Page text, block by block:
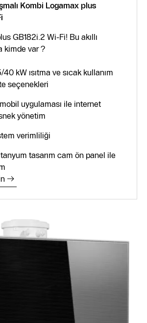
Kombi Logamax plus
GB182i.2 Wi-Fi! Bu akıllı
kimde var ?
kW ısıtma ve sıcak kullanım
seçenekleri
uygulaması ile internet
yönetim
verimliliği
tasarım cam ön panel ile